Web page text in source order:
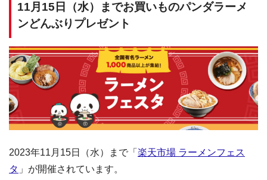
11月15日（水）までお買いものパンダラーメ
ンどんぶりプレゼント
2023年11月15日（水）まで「 楽天市場 ラーメンフェス
タ 」が開催されています。